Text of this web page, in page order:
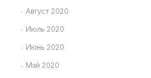
Август 2020
Июль 2020
Июнь 2020
Май 2020